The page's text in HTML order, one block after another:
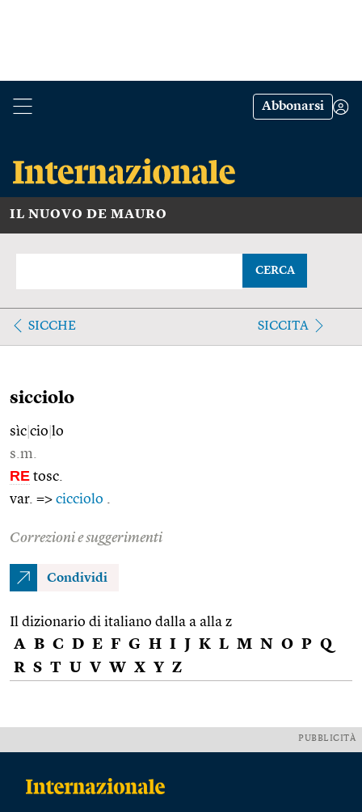
Abbonarsi
IL NUOVO DE MAURO
CERCA
SICCHE SICCITA
sicciolo
sìc cio lo
s.m.
RE tosc.
var. => cicciolo
Correzioni e suggerimenti
Condividi
Il dizionario di italiano dalla a alla z
A B C D E F G H I J K L M N O P Q
R S T U V W X Y Z
PUBBLICITÀ